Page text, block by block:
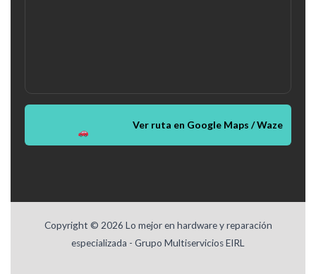
Ver ruta en Google Maps / Waze
Copyright © 2026 Lo mejor en hardware y reparación
especializada - Grupo Multiservicios EIRL